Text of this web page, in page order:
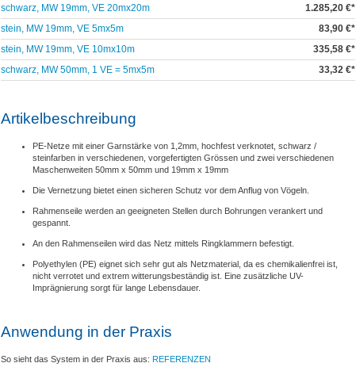
schwarz, MW 19mm, VE 20mx20m
1.285,20 €*
stein, MW 19mm, VE 5mx5m
83,90 €*
stein, MW 19mm, VE 10mx10m
335,58 €*
schwarz, MW 50mm, 1 VE = 5mx5m
33,32 €*
Artikelbeschreibung
PE-Netze mit einer Garnstärke von 1,2mm, hochfest verknotet, schwarz /
steinfarben in verschiedenen, vorgefertigten Grössen und zwei verschiedenen
Maschenweiten 50mm x 50mm und 19mm x 19mm
Die Vernetzung bietet einen sicheren Schutz vor dem Anflug von Vögeln.
Rahmenseile werden an geeigneten Stellen durch Bohrungen verankert und
gespannt.
An den Rahmenseilen wird das Netz mittels Ringklammern befestigt.
Polyethylen (PE) eignet sich sehr gut als Netzmaterial, da es chemikalienfrei ist,
nicht verrotet und extrem witterungsbeständig ist. Eine zusätzliche UV-
Imprägnierung sorgt für lange Lebensdauer.
Anwendung in der Praxis
So sieht das System in der Praxis aus: REFERENZEN